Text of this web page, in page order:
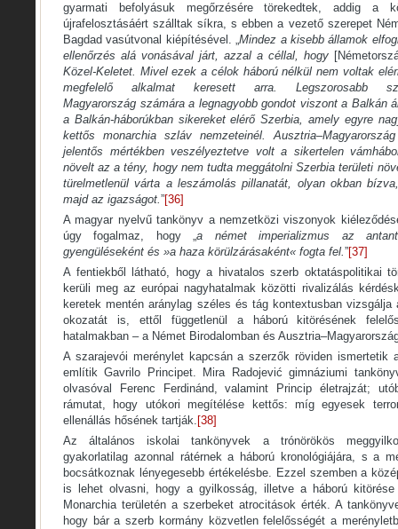
gyarmati befolyásuk megőrzésére törekedtek, addig a
újrafelosztásáért szálltak síkra, s ebben a vezető szerepet
Bagdad vasútvonal kiépítésével. „Mindez a kisebb államok
ellenőrzés alá vonásával járt, azzal a céllal, hogy
Közel-Keletet. Mivel ezek a célok háború nélkül nem voltak
megfelelő alkalmat keresett arra. Legszorosabb
Magyarország számára a legnagyobb gondot viszont a Balkán
a Balkán-háborúkban sikereket elérő Szerbia, amely egyre
kettős monarchia szláv nemzeteinél. Ausztria–Magyarország
jelentős mértékben veszélyeztetve volt a sikertelen
növelt az a tény, hogy nem tudta meggátolni Szerbia területi
türelmetlenül várta a leszámolás pillanatát, olyan okban
majd az igazságot.”[36]
A magyar nyelvű tankönyv a nemzetközi viszonyok
úgy fogalmaz, hogy „a német imperializmus az
gyengüléseként és »a haza körülzárásaként« fogta fel.”[37]
A fentiekből látható, hogy a hivatalos szerb oktatáspolitikai
kerüli meg az európai nagyhatalmak közötti rivalizálás
keretek mentén aránylag széles és tág kontextusban vizsgálja
okozatát is, ettől függetlenül a háború kitörésének
hatalmakban – a Német Birodalomban és
A szarajevói merénylet kapcsán a szerzők röviden ismertetik
említik Gavrilo Principet. Mira Radojević gimnáziumi
olvasóval Ferenc Ferdinánd, valamint Princip életrajzát;
rámutat, hogy utókori megítélése kettős: míg egyesek
ellenállás hősének tartják. [38]
Az általános iskolai tankönyvek a trónörökös
gyakorlatilag azonnal rátérnek a háború kronológiájára, s a
bocsátkoznak lényegesebb értékelésbe. Ezzel szemben a
is lehet olvasni, hogy a gyilkosság, illetve a háború
Monarchia területén a szerbeket atrocitások érték. A
hogy bár a szerb kormány közvetlen felelősségét a